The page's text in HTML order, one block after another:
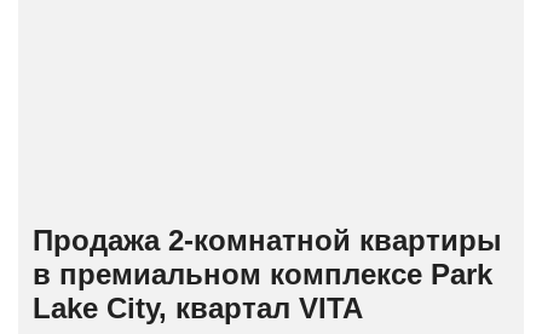
Продажа 2-комнатной квартиры
в премиальном комплексе Park
Lake City, квартал VITA